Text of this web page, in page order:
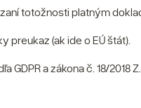
totožnosti platným
preukaz (ak ide o EÚ štát).
GDPR a zákona č. 18/